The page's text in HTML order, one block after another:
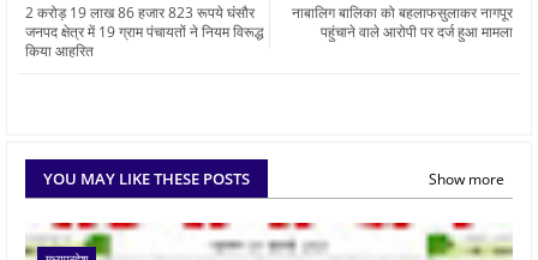
नाबालिग बालिका को बहलाफसुलाकर नागपूर
पहुंचाने वाले आरोपी पर दर्ज हुआ मामला
2 करोड़ 19 लाख 86 हजार 823 रूपये घंसौर
जनपद क्षेत्र में 19 ग्राम पंचायतों ने नियम विरूद्ध
किया आहरित
YOU MAY LIKE THESE POSTS Show more